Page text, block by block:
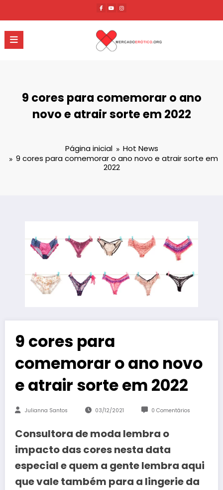
o
conteúdo
9 cores para comemorar o ano
novo e atrair sorte em 2022
Página inicial
Hot News
9 cores para comemorar o ano novo e atrair sorte em
2022
9 cores para
comemorar o ano novo
e atrair sorte em 2022
Julianna Santos 03/12/2021 0 Comentários
Consultora de moda lembra o
impacto das cores nesta data
especial e quem a gente lembra aqui
que vale também para a lingerie da